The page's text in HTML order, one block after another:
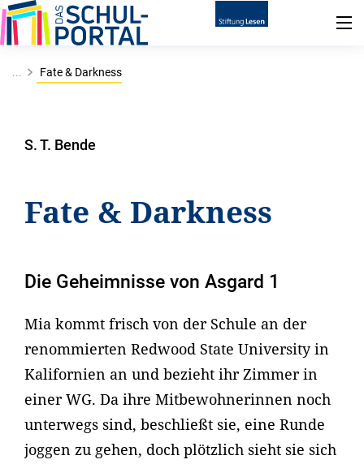
... Fate & Darkness
S. T. Bende
Fate & Darkness
Die Geheimnisse von Asgard 1
Mia kommt frisch von der Schule an der
renommierten Redwood State University in
Kalifornien an und bezieht ihr Zimmer in
einer WG. Da ihre Mitbewohnerinnen noch
unterwegs sind, beschließt sie, eine Runde
joggen zu gehen, doch plötzlich sieht sie sich